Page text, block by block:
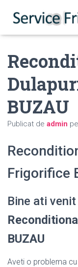
BUZAU
Publicat de admin pe
Frigorifice
Bine ati
BUZAU
Aveti o problema